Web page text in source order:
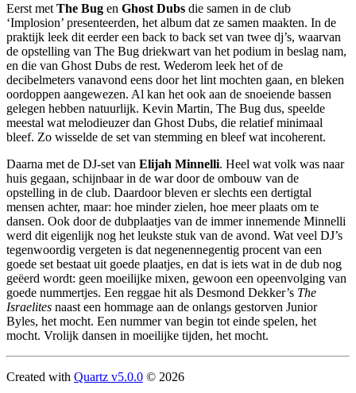
Eerst met The Bug en Ghost Dubs die samen in de club
‘Implosion’ presenteerden, het album dat ze samen maakten. In de
praktijk leek dit eerder een back to back set van twee dj’s, waarvan
de opstelling van The Bug driekwart van het podium in beslag nam,
en die van Ghost Dubs de rest. Wederom leek het of de
decibelmeters vanavond eens door het lint mochten gaan, en bleken
oordoppen aangewezen. Al kan het ook aan de snoeiende bassen
gelegen hebben natuurlijk. Kevin Martin, The Bug dus, speelde
meestal wat melodieuzer dan Ghost Dubs, die relatief minimaal
bleef. Zo wisselde de set van stemming en bleef wat incoherent.
Daarna met de DJ-set van Elijah Minnelli. Heel wat volk was naar
huis gegaan, schijnbaar in de war door de ombouw van de
opstelling in de club. Daardoor bleven er slechts een dertigtal
mensen achter, maar: hoe minder zielen, hoe meer plaats om te
dansen. Ook door de dubplaatjes van de immer innemende Minnelli
werd dit eigenlijk nog het leukste stuk van de avond. Wat veel DJ’s
tegenwoordig vergeten is dat negenennegentig procent van een
goede set bestaat uit goede plaatjes, en dat is iets wat in de dub nog
geëerd wordt: geen moeilijke mixen, gewoon een opeenvolging van
goede nummertjes. Een reggae hit als Desmond Dekker’s The
Israelites naast een hommage aan de onlangs gestorven Junior
Byles, het mocht. Een nummer van begin tot einde spelen, het
mocht. Vrolijk dansen in moeilijke tijden, het mocht.
Created with Quartz v5.0.0 © 2026